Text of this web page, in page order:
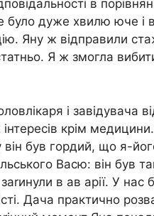
в
було дуже хвилю юче і
Яну ж відправили
Я ж змогла
і завідувача
крім медицини.
був гордий, що я-
Васю: він був
в ав арії. У нас
Дача практично